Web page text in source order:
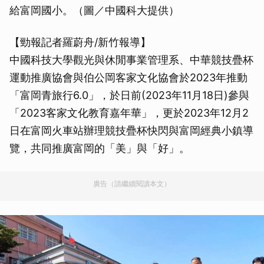
給富岡國小。（圖／中國科大提供）
【勁報記者羅蔚舟/新竹報導】
中國科技大學觀光與休閒事業管理系、中華競技疊杯
運動推廣協會與伯公岡客家文化協會於2023年推動
「富岡青旅行6.0」，於日前(2023年11月18日)參與
「2023客家文化教育嘉年華」，更於2023年12月2
日在富岡火車站辦理競技疊杯快閃與富岡經典小鎮導
覽，共同推廣富岡的「美」與「好」。
廣告（請繼續閱讀本文）